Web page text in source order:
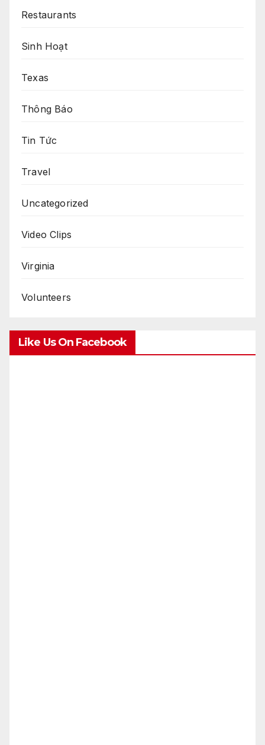
Restaurants
Sinh Hoạt
Texas
Thông Báo
Tin Tức
Travel
Uncategorized
Video Clips
Virginia
Volunteers
Like Us On Facebook